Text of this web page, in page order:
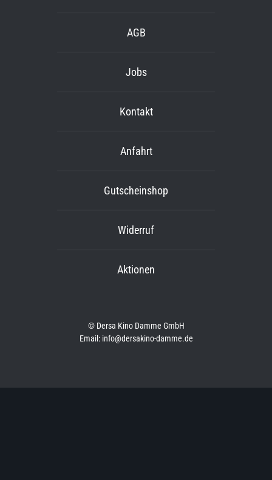
AGB
Jobs
Kontakt
Anfahrt
Gutscheinshop
Widerruf
Aktionen
© Dersa Kino Damme GmbH
Email: info@dersakino-damme.de